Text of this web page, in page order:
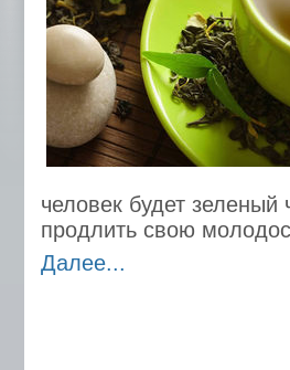
человек будет
продлить свою
Далее...